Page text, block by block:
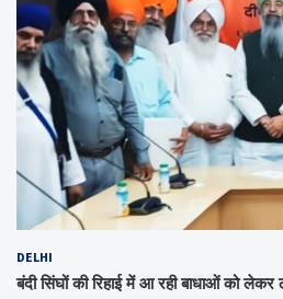
DELHI
बंदी सिंघों की रिहाई में आ रही बाधाओं को